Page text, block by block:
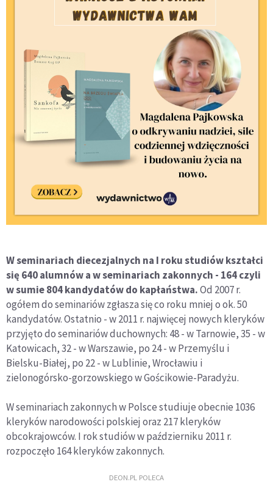
W seminariach diecezjalnych na I roku studiów kształci
się 640 alumnów a w seminariach zakonnych - 164 czyli
w sumie 804 kandydatów do kapłaństwa.Od 2007 r.
ogółem do seminariów zgłasza się co roku mniej o ok. 50
kandydatów. Ostatnio - w 2011 r. najwięcej nowych kleryków
przyjęto do seminariów duchownych: 48 - w Tarnowie, 35 - w
Katowicach, 32 - w Warszawie, po 24 - w Przemyślu i
Bielsku-Białej, po 22 - w Lublinie, Wrocławiu i
zielonogórsko-gorzowskiego w Gościkowie-Paradyżu.
W seminariach zakonnych w Polsce studiuje obecnie 1036
kleryków narodowości polskiej oraz 217 kleryków
obcokrajowców. I rok studiów w październiku 2011 r.
rozpoczęło 164 kleryków zakonnych.
DEON.PL POLECA